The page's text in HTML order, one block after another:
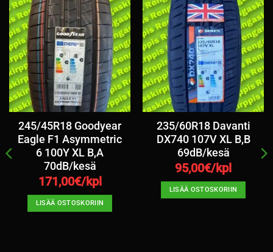
245/45R18 Goodyear
Eagle F1 Asymmetric
6 100Y XL B,A
70dB/kesä
171,00€/kpl
LISÄÄ OSTOSKORIIN
235/60R18 Davanti
DX740 107V XL B,B
69dB/kesä
95,00€/kpl
LISÄÄ OSTOSKORIIN